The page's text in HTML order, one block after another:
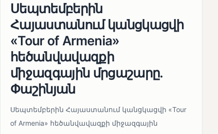
Սեպտեմբերին
Հայաստանում կանցկացվի
«Tour of Armenia»
հեծանվավազքի
միջազգային մրցաշարը.
Փաշինյան
Սեպտեմբերին Հայաստանում կանցկացվի «Tour
of Armenia» հեծանվավազքի միջազգային